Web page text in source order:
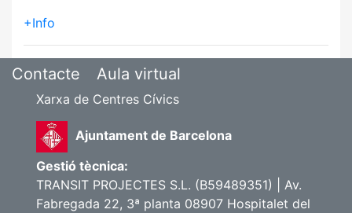
+Info
Contacte Aula virtual
Xarxa de Centres Cívics
Ajuntament de Barcelona
Gestió tècnica:
TRANSIT PROJECTES S.L. (B59489351) | Av.
Fabregada 22, 3ª planta 08907 Hospitalet del